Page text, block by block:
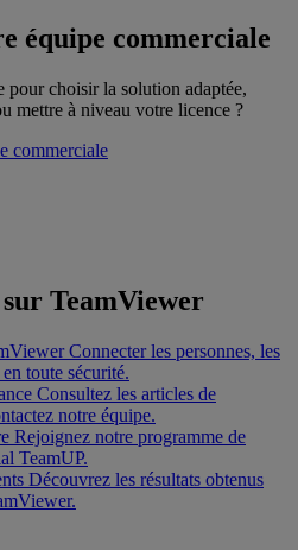
équipe commerciale
pour choisir la solution adaptée,
mettre à niveau votre licence ?
commerciale
TeamViewer
Connecter les personnes, les
toute sécurité.
Consultez les articles de
notre équipe.
Rejoignez notre programme de
TeamUP.
Découvrez les résultats obtenus